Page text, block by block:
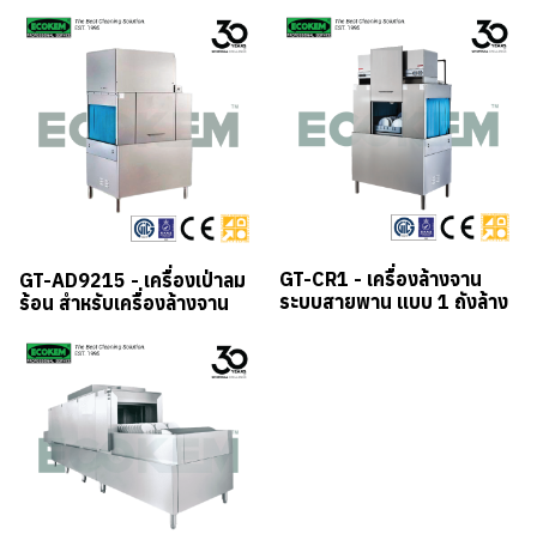
GT-AD9215 - เครื่องเป่าลม
ร้อน สำหรับเครื่องล้างจาน
GT-CR1 - เครื่องล้างจาน
ระบบสายพาน แบบ 1 ถังล้าง